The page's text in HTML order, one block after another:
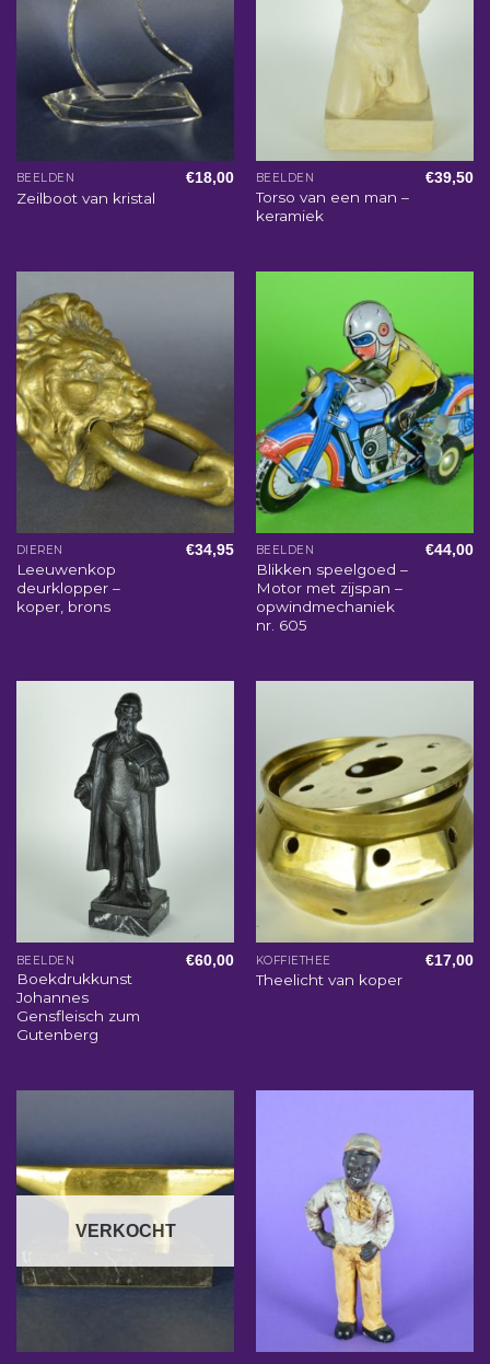
BEELDEN
Zeilboot van kristal
€18,00 BEELDEN
Torso van een man –
keramiek
€39,50
DIEREN
Leeuwenkop
deurklopper –
koper, brons
€34,95 BEELDEN
Blikken speelgoed –
Motor met zijspan –
opwindmechaniek
nr. 605
€44,00
BEELDEN
Boekdrukkunst
Johannes
Gensfleisch zum
Gutenberg
€60,00 KOFFIETHEE
Theelicht van koper
€17,00
VERKOCHT